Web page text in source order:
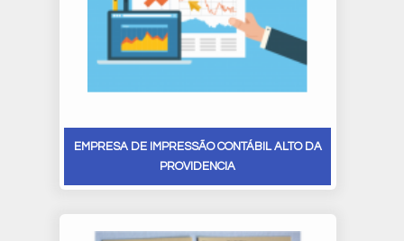
EMPRESA DE IMPRESSÃO CONTÁBIL ALTO DA
PROVIDENCIA